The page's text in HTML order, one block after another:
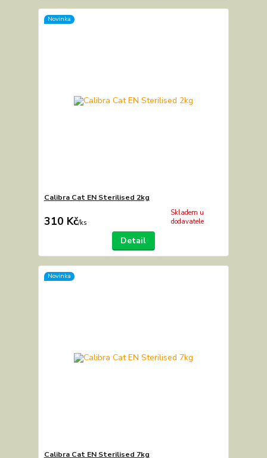
Novinka
Calibra Cat EN Sterilised 2kg
310 Kč/ks
Skladem u
dodavatele
Detail
Novinka
Calibra Cat EN Sterilised 7kg